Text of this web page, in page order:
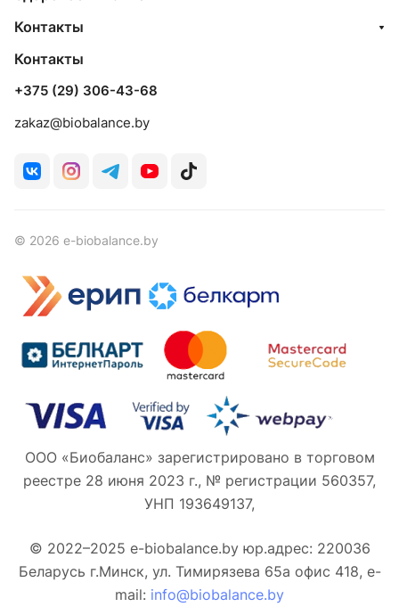
Контакты
Контакты
+375 (29) 306-43-68
zakaz@biobalance.by
© 2026 e-biobalance.by
ООО «Биобаланс» зарегистрировано в торговом
реестре 28 июня 2023 г., № регистрации 560357,
УНП 193649137,
© 2022–2025 e-biobalance.by юр.адрес: 220036
Беларусь г.Минск, ул. Тимирязева 65а офис 418, e-
mail: info@biobalance.by